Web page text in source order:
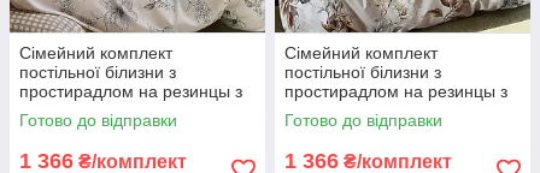
Сімейний комплект
постільної білизни з
простирадлом на резинцы з
фланелі, дві підковдри
Готово до відправки
1 366 ₴/комплект
Сімейний комплект
постільної білизни з
простирадлом на резинцы з
фланелі з двома підковдрами
Готово до відправки
1 366 ₴/комплект